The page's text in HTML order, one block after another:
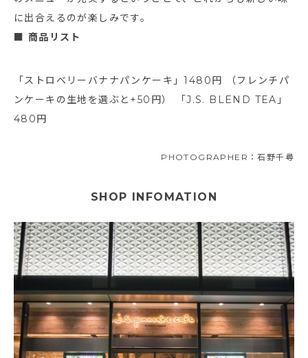
に出合えるのが楽しみです。
■ 商品リスト
「ストロベリーバナナパンケーキ」1480円 （フレンチパ
ンケーキの生地を選ぶと+50円） 「J.S. BLEND TEA」
480円
PHOTOGRAPHER：石野千尋
SHOP INFOMATION